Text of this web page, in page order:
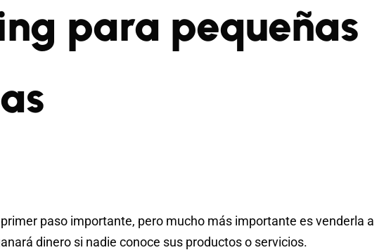
para pequeñas
paso importante, pero mucho más importante es venderla a
dinero si nadie conoce sus productos o servicios.